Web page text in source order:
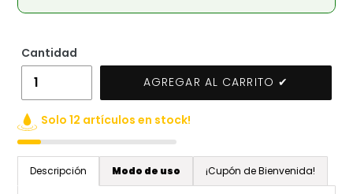
Cantidad
AGREGAR AL CARRITO ✔
Solo 12 artículos en stock!
Descripción Modo de uso ¡Cupón de Bienvenida!